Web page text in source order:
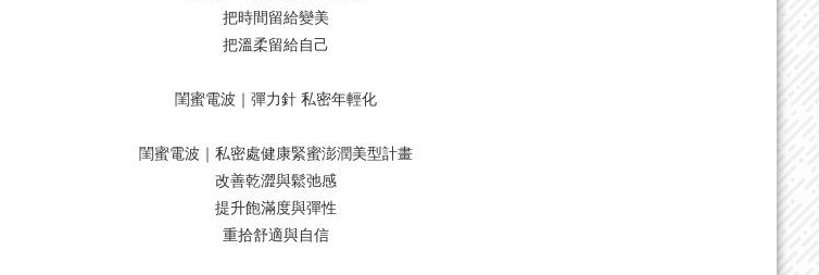
把時間留給變美
把溫柔留給自己
閨蜜電波｜彈力針 私密年輕化
閨蜜電波｜私密處健康緊蜜澎潤美型計畫
改善乾澀與鬆弛感
提升飽滿度與彈性
重拾舒適與自信